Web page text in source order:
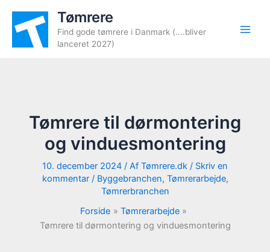
indholdet
Tømrere
Find gode tømrere i Danmark (....bliver
lanceret 2027)
Tømrere til dørmontering
og vinduesmontering
10. december 2024 / Af Tømrere.dk / Skriv en
kommentar / Byggebranchen, Tømrerarbejde,
Tømrerbranchen
Forside
Tømrerarbejde
Tømrere til dørmontering og vinduesmontering